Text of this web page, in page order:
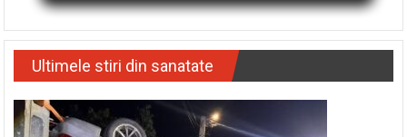
Ultimele stiri din sanatate